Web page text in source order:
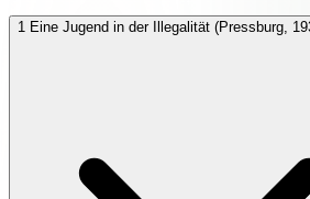
1 Eine Jugend in der Illegalität (Pressburg,